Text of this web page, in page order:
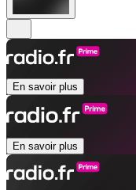
En savoir plus
En savoir plus